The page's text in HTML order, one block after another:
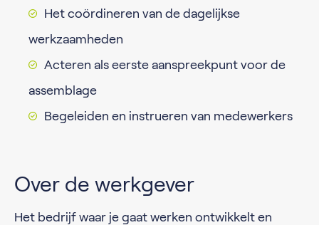
Het coördineren van de dagelijkse
werkzaamheden
Acteren als eerste aanspreekpunt voor de
assemblage
Begeleiden en instrueren van medewerkers
Over de werkgever
Het bedrijf waar je gaat werken ontwikkelt en